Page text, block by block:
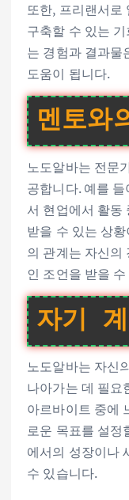
또한, 프리랜서로
구축할 수 있는
는 경험과 결과물
도움이 됩니다.
멘토와
노도알바는 전문
공합니다. 예를
서 현업에서 활동
받을 수 있는 상
의 관계는 자신의
인 조언을 받을
자기
노도알바는 자신
나아가는 데 필요
아르바이트 중에
로운 목표를 설정
에서의 성장이나
수 있습니다.